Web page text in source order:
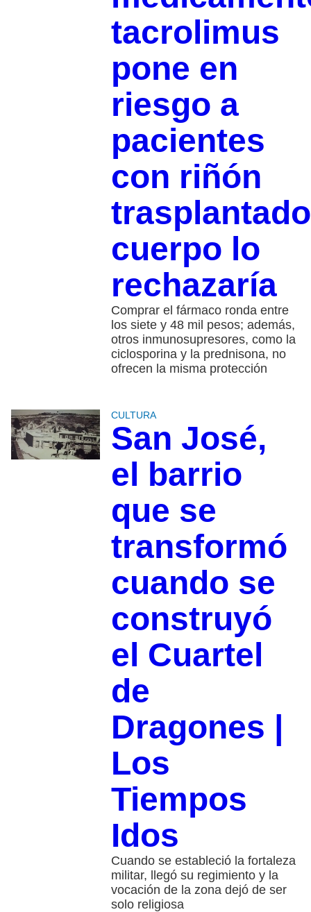
tacrolimus
pone en
riesgo a
pacientes
con riñón
cuerpo lo
rechazaría
Comprar el fármaco ronda entre
los siete y 48 mil pesos; además,
otros inmunosupresores, como la
ciclosporina y la prednisona, no
ofrecen la misma protección
CULTURA
San José,
el barrio
que se
transformó
cuando se
construyó
el Cuartel
de
Dragones |
Los
Tiempos
Idos
Cuando se estableció la fortaleza
militar, llegó su regimiento y la
vocación de la zona dejó de ser
solo religiosa